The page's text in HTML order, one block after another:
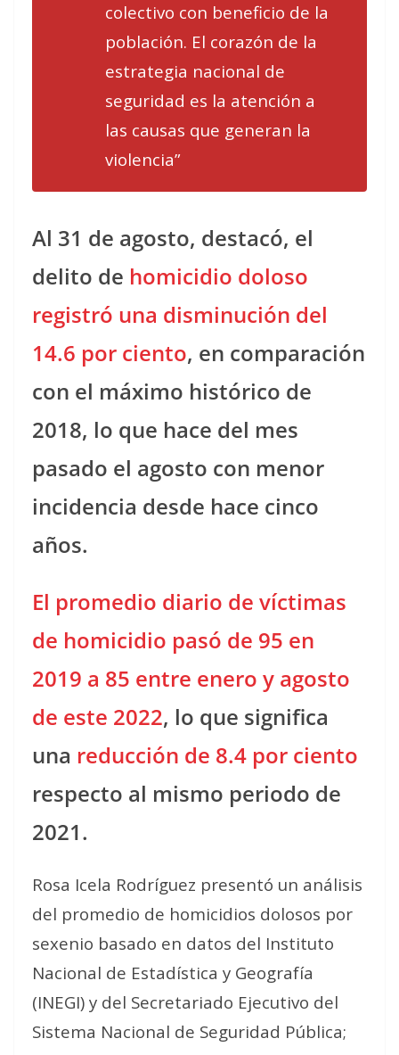
colectivo con beneficio de la
población. El corazón de la
estrategia nacional de
seguridad es la atención a
las causas que generan la
violencia”
Al 31 de agosto, destacó, el
delito de homicidio doloso
registró una disminución del
14.6 por ciento, en comparación
con el máximo histórico de
2018, lo que hace del mes
pasado el agosto con menor
incidencia desde hace cinco
años.
El promedio diario de víctimas
de homicidio pasó de 95 en
2019 a 85 entre enero y agosto
de este 2022, lo que significa
una reducción de 8.4 por ciento
respecto al mismo periodo de
2021.
Rosa Icela Rodríguez presentó un análisis
del promedio de homicidios dolosos por
sexenio basado en datos del Instituto
Nacional de Estadística y Geografía
(INEGI) y del Secretariado Ejecutivo del
Sistema Nacional de Seguridad Pública;